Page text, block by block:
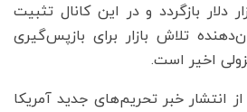
۶۶ تا ۶۷ هزار دلار بازگردد و در این کانال تثبیت
تلاش بازار برای بازپس‌گیری
اخیر است.
انتشار خبر تحریم‌های جدید آمریکا